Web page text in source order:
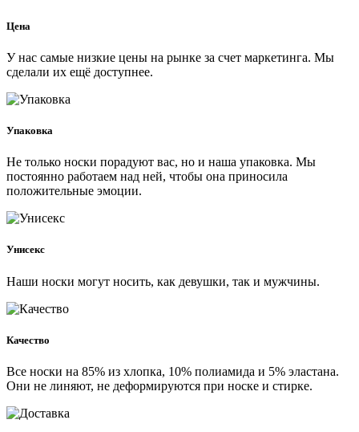
Цена
У нас самые низкие цены на рынке за счет маркетинга. Мы
сделали их ещё доступнее.
Упаковка
Не только носки порадуют вас, но и наша упаковка. Мы
постоянно работаем над ней, чтобы она приносила
положительные эмоции.
Унисекс
Наши носки могут носить, как девушки, так и мужчины.
Качество
Все носки на 85% из хлопка, 10% полиамида и 5% эластана.
Они не линяют, не деформируются при носке и стирке.